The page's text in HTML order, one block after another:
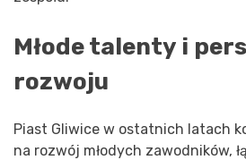
Młode talenty i
rozwoju
Piast Gliwice w ostatnich latach
na rozwój młodych zawodników,